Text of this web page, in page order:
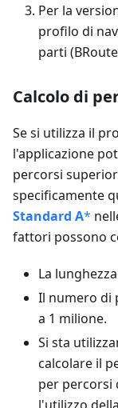
Per la
profilo di
parti
Calcolo di
Se si utilizza il
l'applicazione
percorsi
specificamente
Standard A*
fattori possono
La
Il numero di
a 1 milione.
Si sta
calcolare il
per percorsi